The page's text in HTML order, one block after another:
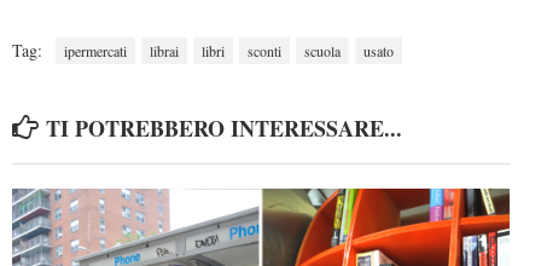
Tag: ipermercati librai libri sconti scuola usato
TI POTREBBERO INTERESSARE...